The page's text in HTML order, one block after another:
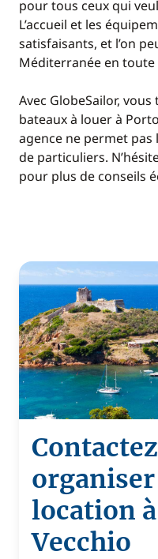
pour tous ceux qui
L’accueil et les
satisfaisants, et l’on
Méditerranée en toute
Avec GlobeSailor,
bateaux à louer à
agence ne permet pas
de particuliers.
pour plus de conseils
location
Vecchio